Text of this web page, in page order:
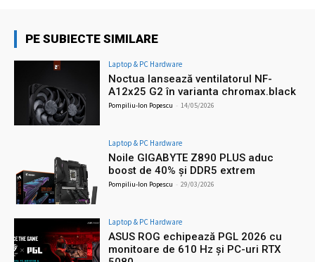
PE SUBIECTE SIMILARE
Laptop & PC Hardware
Noctua lansează ventilatorul NF-
A12x25 G2 în varianta chromax.black
Pompiliu-Ion Popescu - 14/05/2026
Laptop & PC Hardware
Noile GIGABYTE Z890 PLUS aduc
boost de 40% și DDR5 extrem
Pompiliu-Ion Popescu - 29/03/2026
Laptop & PC Hardware
ASUS ROG echipează PGL 2026 cu
monitoare de 610 Hz și PC-uri RTX